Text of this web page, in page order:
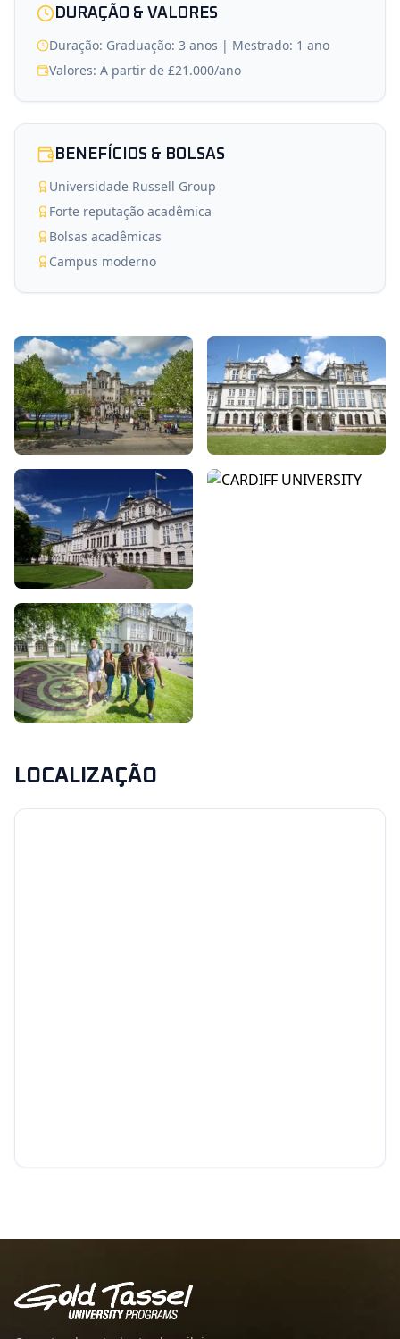
DURAÇÃO & VALORES
Duração: Graduação: 3 anos | Mestrado: 1 ano
Valores: A partir de £21.000/ano
BENEFÍCIOS & BOLSAS
Universidade Russell Group
Forte reputação acadêmica
Bolsas acadêmicas
Campus moderno
LOCALIZAÇÃO